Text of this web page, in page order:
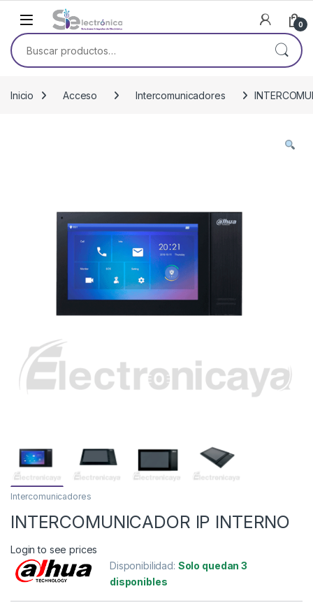
Skip to navigation
Skip to content
0
Buscar por:
Inicio Acceso Intercomunicadores
Intercomunicadores
INTERCOMUNICADOR IP INTERNO
Login to see prices
Disponibilidad: Solo quedan 3
disponibles